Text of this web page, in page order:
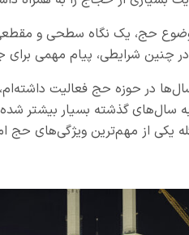
حج، یک نگاه سطحی و مقطعی
در چنین شرایطی، پیام مهمی
در حوزه حج فعالیت
سال‌های گذشته بسیار بیشتر
یکی از مهم‌ترین ویژگی‌های حج